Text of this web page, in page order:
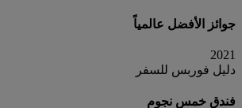
جوائز الأفضل عالمياً
2021
دليل فوربس للسفر
فندق خمس نجوم